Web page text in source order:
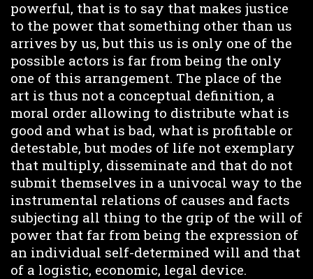
powerful, that is to say that makes justice
to the power that something other than us
arrives by us, but this us is only one of the
possible actors is far from being the only
one of this arrangement. The place of the
art is thus not a conceptual definition, a
moral order allowing to distribute what is
good and what is bad, what is profitable or
detestable, but modes of life not exemplary
that multiply, disseminate and that do not
submit themselves in a univocal way to the
instrumental relations of causes and facts
subjecting all thing to the grip of the will of
power that far from being the expression of
an individual self-determined will and that
of a logistic, economic, legal device.